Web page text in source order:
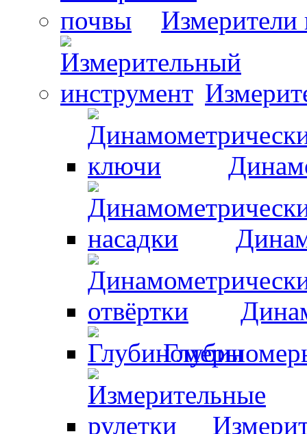
Измерители